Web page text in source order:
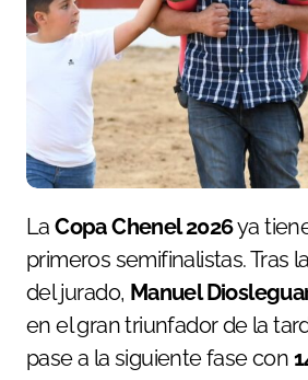
LaCopa Chenel 2026ya
primeros semifinalistas. Tras
del jurado, Manuel
en el gran triunfador de la
pase a la siguiente fase con